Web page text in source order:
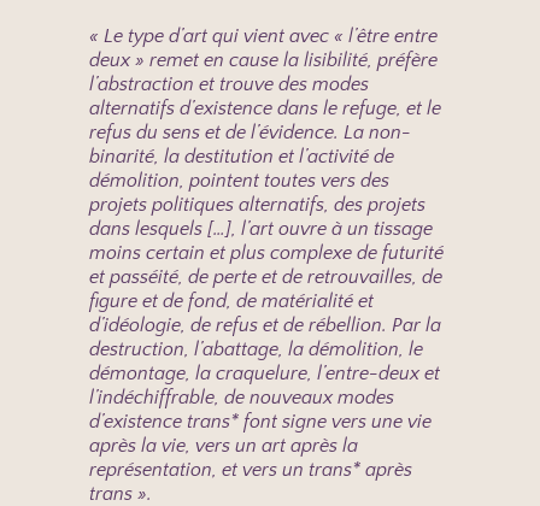
« Le type d’art qui vient avec « l’être entre
deux » remet en cause la lisibilité, préfère
l’abstraction et trouve des modes
alternatifs d’existence dans le refuge, et le
refus du sens et de l’évidence. La non-
binarité, la destitution et l’activité de
démolition, pointent toutes vers des
projets politiques alternatifs, des projets
dans lesquels […], l’art ouvre à un tissage
moins certain et plus complexe de futurité
et passéité, de perte et de retrouvailles, de
figure et de fond, de matérialité et
d’idéologie, de refus et de rébellion. Par la
destruction, l’abattage, la démolition, le
démontage, la craquelure, l’entre-deux et
l’indéchiffrable, de nouveaux modes
d’existence trans* font signe vers une vie
après la vie, vers un art après la
représentation, et vers un trans* après
trans ».